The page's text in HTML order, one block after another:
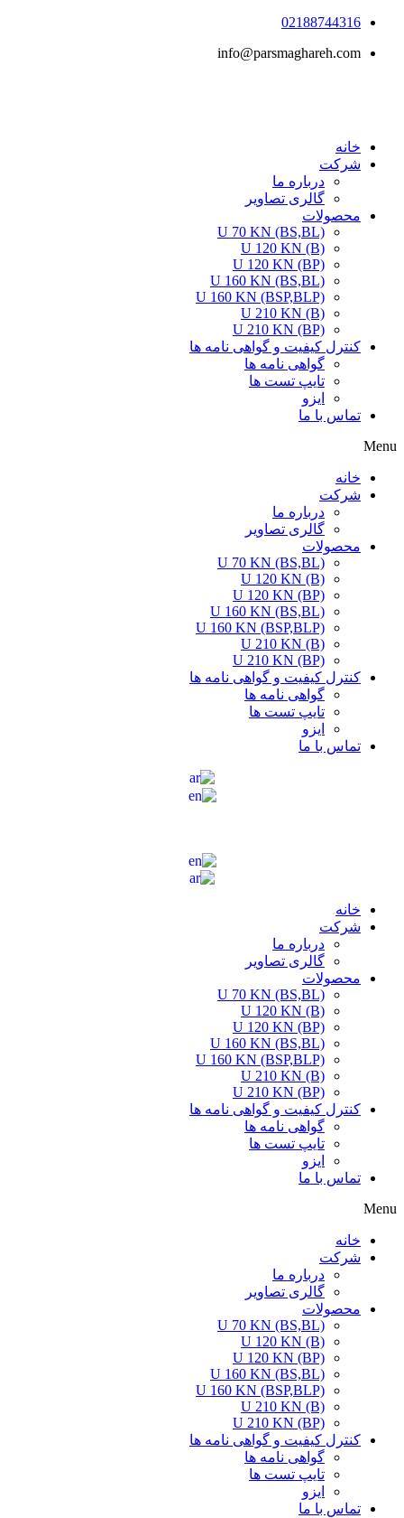
پرش
محتوا
02188744316
info@parsmaghareh.com
خانه
شرکت
درباره ما
گالری تصاویر
محصولات
U 70 KN (BS,BL)
U 120 KN (B)
U 120 KN (BP)
U 160 KN (BS,BL)
U 160 KN (BSP,BLP)
U 210 KN (B)
U 210 KN (BP)
کنترل کیفیت و گواهی نامه ها
گواهی نامه ها
تایپ تست ها
ایزو
تماس با ما
Menu
خانه
شرکت
درباره ما
گالری تصاویر
محصولات
U 70 KN (BS,BL)
U 120 KN (B)
U 120 KN (BP)
U 160 KN (BS,BL)
U 160 KN (BSP,BLP)
U 210 KN (B)
U 210 KN (BP)
کنترل کیفیت و گواهی نامه ها
گواهی نامه ها
تایپ تست ها
ایزو
تماس با ما
خانه
شرکت
درباره ما
گالری تصاویر
محصولات
U 70 KN (BS,BL)
U 120 KN (B)
U 120 KN (BP)
U 160 KN (BS,BL)
U 160 KN (BSP,BLP)
U 210 KN (B)
U 210 KN (BP)
کنترل کیفیت و گواهی نامه ها
گواهی نامه ها
تایپ تست ها
ایزو
تماس با ما
Menu
خانه
شرکت
درباره ما
گالری تصاویر
محصولات
U 70 KN (BS,BL)
U 120 KN (B)
U 120 KN (BP)
U 160 KN (BS,BL)
U 160 KN (BSP,BLP)
U 210 KN (B)
U 210 KN (BP)
کنترل کیفیت و گواهی نامه ها
گواهی نامه ها
تایپ تست ها
ایزو
تماس با ما